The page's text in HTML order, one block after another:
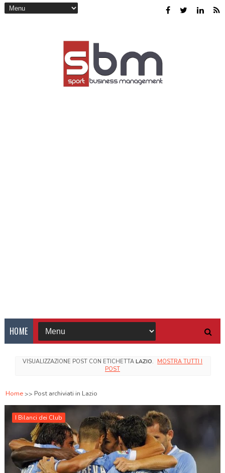
HOME
VISUALIZZAZIONE POST CON ETICHETTA LAZIO. MOSTRA TUTTI I
POST
Home Post archiviati in Lazio
I Bilanci dei Club